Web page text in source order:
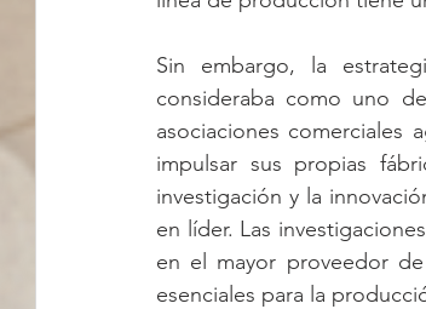
Sin embargo, la
consideraba como uno
asociaciones comerciales
impulsar sus propias
investigación y la
en líder. Las
en el mayor proveedor
esenciales para la